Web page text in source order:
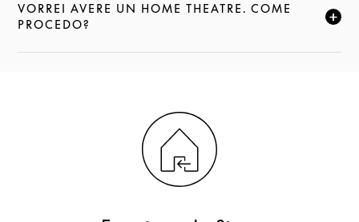
VORREI AVERE UN HOME THEATRE. COME
PROCEDO?
FAI CLIC PER ESPANDERE QUESTA DESCRIZIONE E